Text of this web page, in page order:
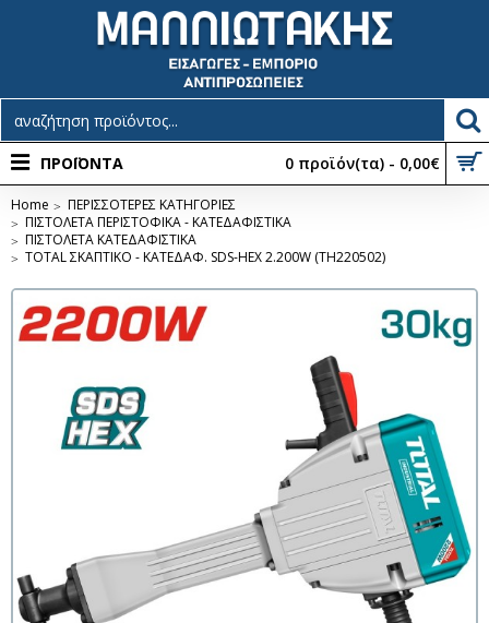
0 προϊόν(τα) - 0,00€
ΠΡΟΪΟΝΤΑ
Home
ΠΕΡΙΣΣΟΤΕΡΕΣ ΚΑΤΗΓΟΡΙΕΣ
ΠΙΣΤΟΛΕΤΑ ΠΕΡΙΣΤΟΦΙΚΑ - ΚΑΤΕΔΑΦΙΣΤΙΚΑ
ΠΙΣΤΟΛΕΤΑ ΚΑΤΕΔΑΦΙΣΤΙΚΑ
TOTAL ΣΚΑΠΤΙΚΟ - ΚΑΤΕΔΑΦ. SDS-HEX 2.200W (TH220502)